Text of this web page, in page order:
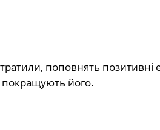
поповнять позитивні
покращують його.